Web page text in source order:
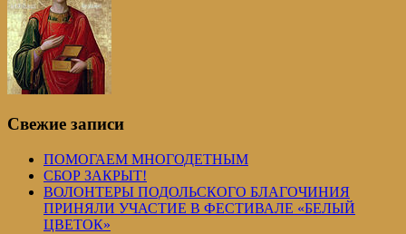
Свежие записи
ПОМОГАЕМ МНОГОДЕТНЫМ
СБОР ЗАКРЫТ!
ВОЛОНТЕРЫ ПОДОЛЬСКОГО БЛАГОЧИНИЯ
ПРИНЯЛИ УЧАСТИЕ В ФЕСТИВАЛЕ «БЕЛЫЙ
ЦВЕТОК»